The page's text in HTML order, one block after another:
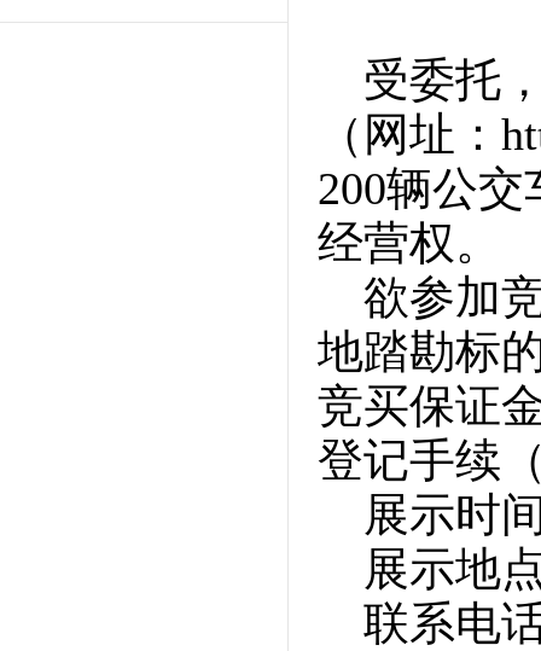
受委托
（网址：
200辆公
经营权。
欲参加
地踏勘标
竞买保证
登记手续
展示时
展示地
联系电